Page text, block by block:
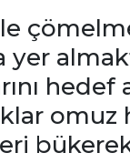
yer
hedef
omuz